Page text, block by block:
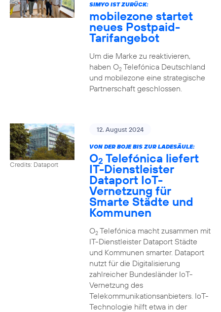
SIMYO IST ZURÜCK:
mobilezone startet
neues Postpaid-
Tarifangebot
Um die Marke zu reaktivieren,
haben O2Telefónica Deutschland
und mobilezone eine strategische
Partnerschaft geschlossen.
Credits: Dataport
12. August 2024
VON DER BOJE BIS ZUR LADESÄULE:
O2 Telefónica liefert
IT-Dienstleister
Dataport IoT-
Vernetzung für
Smarte Städte und
Kommunen
O2Telefónica macht zusammen mit
IT-Dienstleister Dataport Städte
und Kommunen smarter. Dataport
nutzt für die Digitalisierung
zahlreicher Bundesländer IoT-
Vernetzung des
Telekommunikationsanbieters. IoT-
Technologie hilft etwa in der